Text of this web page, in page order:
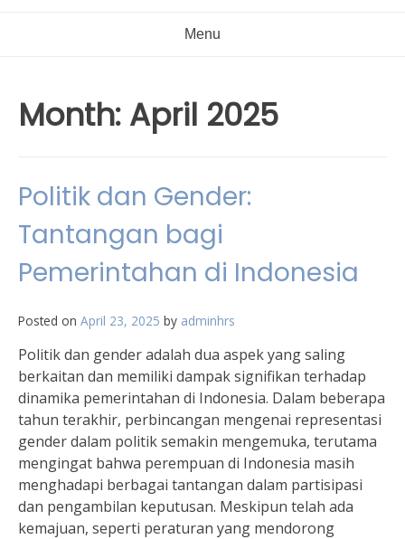
Menu
Month: April 2025
Politik dan Gender:
Tantangan bagi
Pemerintahan di Indonesia
Posted on April 23, 2025 by adminhrs
Politik dan gender adalah dua aspek yang saling
berkaitan dan memiliki dampak signifikan terhadap
dinamika pemerintahan di Indonesia. Dalam beberapa
tahun terakhir, perbincangan mengenai representasi
gender dalam politik semakin mengemuka, terutama
mengingat bahwa perempuan di Indonesia masih
menghadapi berbagai tantangan dalam partisipasi
dan pengambilan keputusan. Meskipun telah ada
kemajuan, seperti peraturan yang mendorong